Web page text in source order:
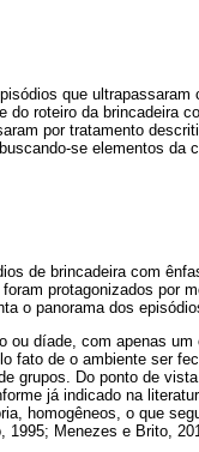
que
roteiro da brincadeira
por tratamento
se elementos da
de brincadeira com
protagonizados por
o panorama dos
ou díade, com apenas
fato de o ambiente ser
grupos. Do ponto de
já indicado na
homogêneos, o que
1995; Menezes e Brito,